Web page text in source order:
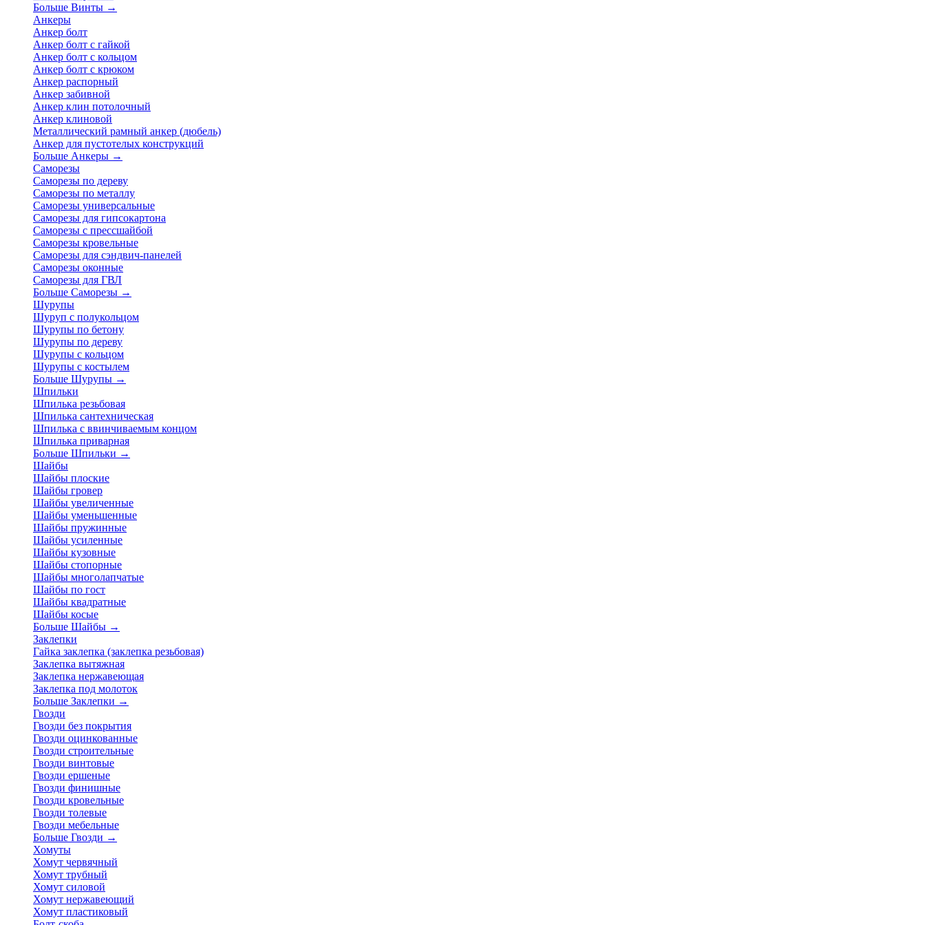
Больше Винты →
Анкеры
Анкер болт
Анкер болт с гайкой
Анкер болт с кольцом
Анкер болт с крюком
Анкер распорный
Анкер забивной
Анкер клин потолочный
Анкер клиновой
Металлический рамный анкер (дюбель)
Анкер для пустотелых конструкций
Больше Анкеры →
Саморезы
Саморезы по дереву
Саморезы по металлу
Саморезы универсальные
Саморезы для гипсокартона
Саморезы с прессшайбой
Саморезы кровельные
Саморезы для сэндвич-панелей
Саморезы оконные
Саморезы для ГВЛ
Больше Саморезы →
Шурупы
Шуруп с полукольцом
Шурупы по бетону
Шурупы по дереву
Шурупы с кольцом
Шурупы с костылем
Больше Шурупы →
Шпильки
Шпилька резьбовая
Шпилька сантехническая
Шпилька с ввинчиваемым концом
Шпилька приварная
Больше Шпильки →
Шайбы
Шайбы плоские
Шайбы гровер
Шайбы увеличенные
Шайбы уменьшенные
Шайбы пружинные
Шайбы усиленные
Шайбы кузовные
Шайбы стопорные
Шайбы многолапчатые
Шайбы по гост
Шайбы квадратные
Шайбы косые
Больше Шайбы →
Заклепки
Гайка заклепка (заклепка резьбовая)
Заклепка вытяжная
Заклепка нержавеющая
Заклепка под молоток
Больше Заклепки →
Гвозди
Гвозди без покрытия
Гвозди оцинкованные
Гвозди строительные
Гвозди винтовые
Гвозди ершеные
Гвозди финишные
Гвозди кровельные
Гвозди толевые
Гвозди мебельные
Больше Гвозди →
Хомуты
Хомут червячный
Хомут трубный
Хомут силовой
Хомут нержавеющий
Хомут пластиковый